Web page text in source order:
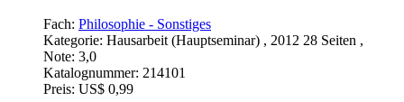
Fach: Philosophie - Sonstiges
Kategorie: Hausarbeit (Hauptseminar) , 2012 28 Seiten ,
Note: 3,0
Katalognummer: 214101
Preis: US$ 0,99